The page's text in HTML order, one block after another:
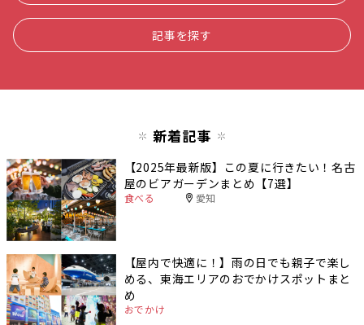
記事を探す
新着記事
【2025年最新版】この夏に行きたい！名古
屋のビアガーデンまとめ【7選】
食べる 愛知
【屋内で快適に！】雨の日でも親子で楽し
める、東海エリアのおでかけスポットまと
め
おでかけ